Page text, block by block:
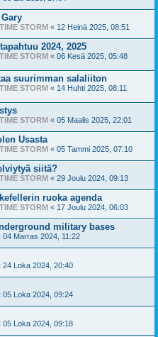
STORM « 12 Heinä 2025, 08:51
2024, 2025
STORM « 06 Kesä 2025, 05:48
suurimman salaliiton
STORM « 14 Huhti 2025, 08:11
STORM « 05 Maalis 2025, 22:01
Usasta
STORM « 05 Tammi 2025, 07:10
siitä?
STORM « 29 Joulu 2024, 09:13
ruoka agenda
STORM « 17 Joulu 2024, 06:03
military bases
04 Marras 2024, 11:22
24 Loka 2024, 20:40
05 Loka 2024, 09:24
05 Loka 2024, 09:18